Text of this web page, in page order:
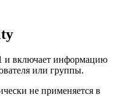
и включает информацию
или группы.
не применяется в